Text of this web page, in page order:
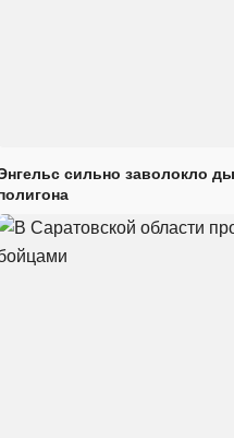
сильно заволокло